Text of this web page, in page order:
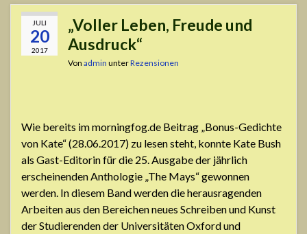
JULI
20
2017
„Voller Leben, Freude und
Ausdruck“
Von admin unterRezensionen
Wie bereits im morningfog.de Beitrag „Bonus-Gedichte
von Kate“ (28.06.2017) zu lesen steht, konnte Kate Bush
als Gast-Editorin für die 25. Ausgabe der jährlich
erscheinenden Anthologie „The Mays“ gewonnen
werden. In diesem Band werden die herausragenden
Arbeiten aus den Bereichen neues Schreiben und Kunst
der Studierenden der Universitäten Oxford und